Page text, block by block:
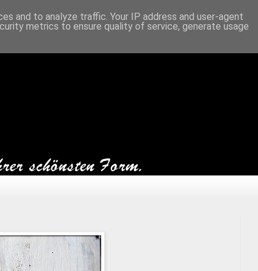
and to analyze traffic. Your IP address and user-agent
metrics to ensure quality of service, generate usage